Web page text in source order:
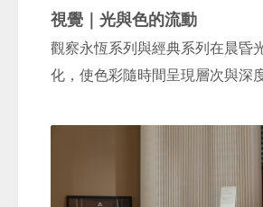
視覺｜光與色的流動
觀察永恆系列與經典系列在晨昏
化，使色彩隨時間呈現層次與深